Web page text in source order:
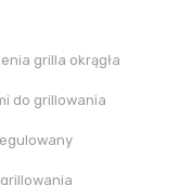
grilla okrągła
do grillowania